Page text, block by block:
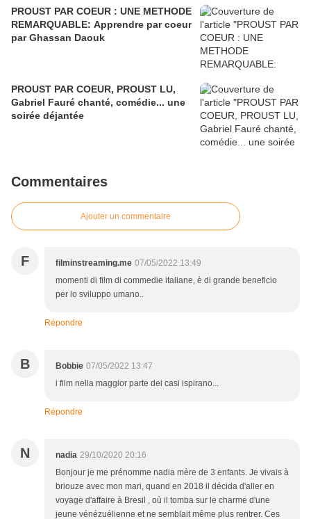
PROUST PAR COEUR : UNE METHODE
REMARQUABLE: Apprendre par coeur
par Ghassan Daouk
PROUST PAR COEUR, PROUST LU,
Gabriel Fauré chanté, comédie... une
soirée déjantée
Commentaires
Ajouter un commentaire
F filminstreaming.me 07/05/2022 13:49
momenti di film di commedie italiane, è di grande beneficio
per lo sviluppo umano..
Répondre
B Bobbie 07/05/2022 13:47
i film nella maggior parte dei casi ispirano...
Répondre
N nadia 29/10/2020 20:16
Bonjour je me prénomme nadia mère de 3 enfants. Je vivais à
briouze avec mon mari, quand en 2018 il décida d'aller en
voyage d'affaire à Bresil , où il tomba sur le charme d'une
jeune vénézuélienne et ne semblait même plus rentrer. Ces